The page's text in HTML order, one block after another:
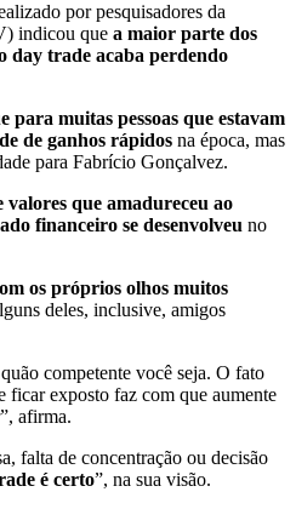
por pesquisadores da
indicou que a maior parte dos
day trade acaba perdendo
para muitas pessoas que estavam
de ganhos rápidos na época, mas
para Fabrício Gonçalvez.
valores que amadureceu ao
financeiro se desenvolveu no
os próprios olhos muitos
deles, inclusive, amigos
competente você seja. O fato
ficar exposto faz com que aumente
afirma.
falta de concentração ou decisão
é certo”, na sua visão.